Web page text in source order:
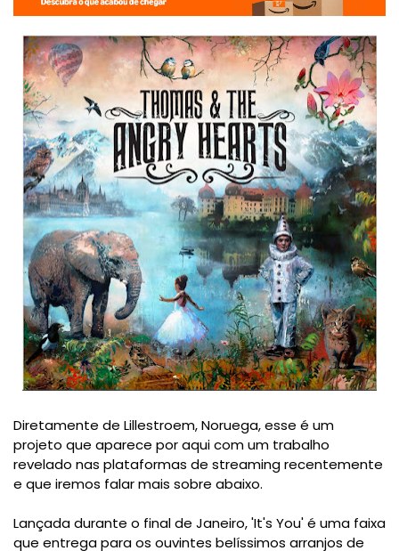
Diretamente de Lillestroem, Noruega, esse é um
projeto que aparece por aqui com um trabalho
revelado nas plataformas de streaming recentemente
e que iremos falar mais sobre abaixo.
Lançada durante o final de Janeiro, 'It's You' é uma faixa
que entrega para os ouvintes belíssimos arranjos de